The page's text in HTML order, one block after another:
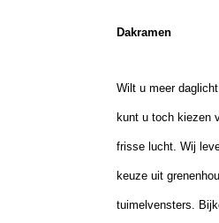
Dakramen
Wilt u meer
kunt u toch kiezen
frisse lucht. Wij
keuze uit
tuimelvensters.